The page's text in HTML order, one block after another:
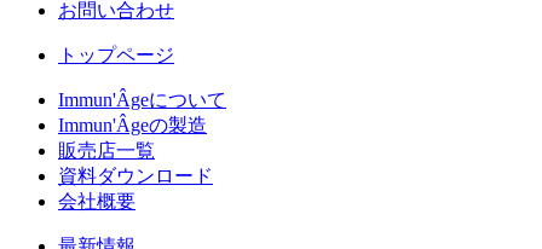
お問い合わせ
トップページ
Immun'Âgeについて
Immun'Âgeの製造
販売店一覧
資料ダウンロード
会社概要